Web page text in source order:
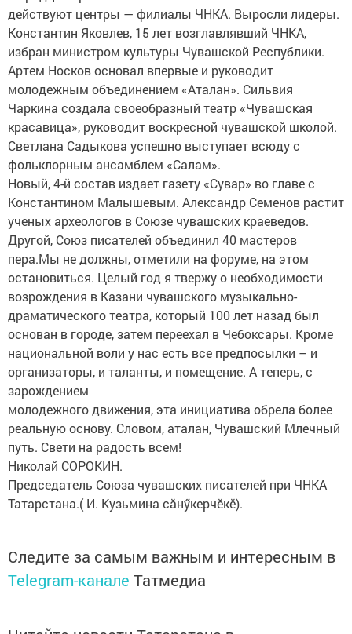
действуют центры — филиалы ЧНКА. Выросли лидеры.
Константин Яковлев, 15 лет возглавлявший ЧНКА,
избран министром культуры Чувашской Республики.
Артем Носков основал впервые и руководит
молодежным объединением «Аталан». Сильвия
Чаркина создала своеобразный театр «Чувашская
красавица», руководит воскресной чувашской школой.
Светлана Садыкова успешно выступает всюду с
фольклорным ансамблем «Салам».
Новый, 4-й состав издает газету «Сувар» во главе с
Константином Малышевым. Александр Семенов растит
ученых археологов в Союзе чувашских краеведов.
Другой, Союз писателей объединил 40 мастеров
пера.Мы не должны, отметили на форуме, на этом
остановиться. Целый год я твержу о необходимости
возрождения в Казани чувашского музыкально-
драматического театра, который 100 лет назад был
основан в городе, затем переехал в Чебоксары. Кроме
национальной воли у нас есть все предпосылки – и
организаторы, и таланты, и помещение. А теперь, с
зарождением
молодежного движения, эта инициатива обрела более
реальную основу. Словом, аталан, Чувашский Млечный
путь. Свети на радость всем!
Николай СОРОКИН.
Председатель Союза чувашских писателей при ЧНКА
Татарстана.( И. Кузьмина сăнӳкерчӗкӗ).
Следите за самым важным и интересным в
Telegram-канале Татмедиа